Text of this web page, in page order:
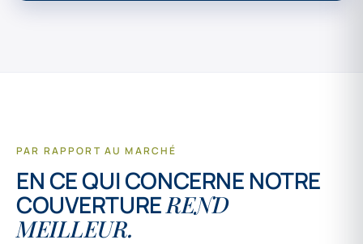
PAR RAPPORT AU MARCHÉ
EN CE QUI CONCERNE NOTRE
COUVERTUREREND
MEILLEUR.